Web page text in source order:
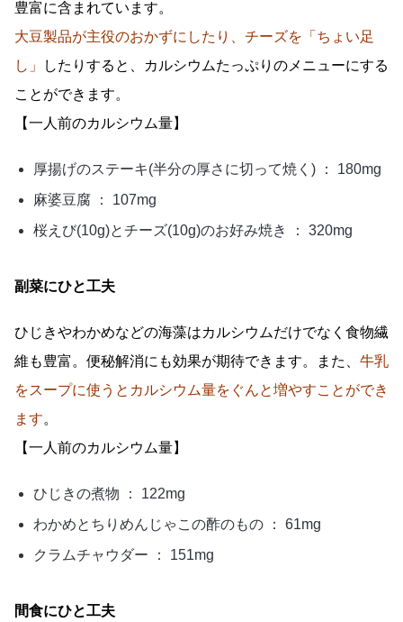
豊富に含まれています。
大豆製品が主役のおかずにしたり、 チーズを「ちょい足
し」
したりすると、カルシウムたっぷりのメニューにする
ことができます。
【一人前のカルシウム量】
厚揚げのステーキ(半分の厚さに切って焼く) ： 180mg
麻婆豆腐 ： 107mg
桜えび(10g)とチーズ(10g)のお好み焼き ： 320mg
副菜にひと工夫
ひじきやわかめなどの海藻はカルシウムだけでなく食物繊
維も豊富。便秘解消にも効果が期待できます。また、 牛乳
をスープに使うとカルシウム量をぐんと増やすことができ
ます。
【一人前のカルシウム量】
ひじきの煮物 ： 122mg
わかめとちりめんじゃこの酢のもの ： 61mg
クラムチャウダー ： 151mg
間食にひと工夫